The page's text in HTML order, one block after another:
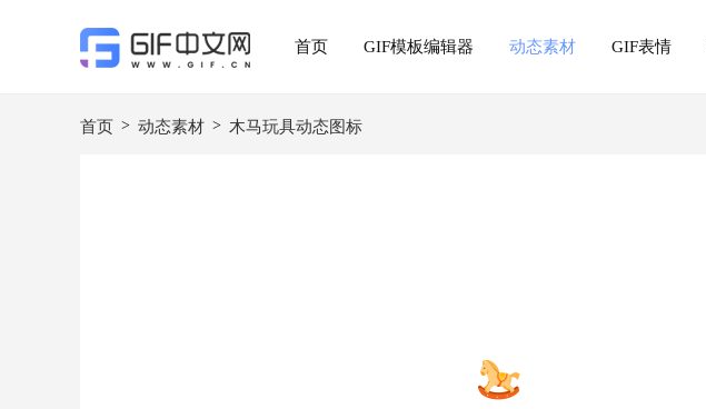
首页 GIF模板编辑器 动态素材 GIF表情
首页 > 动态素材 > 木马玩具动态图标